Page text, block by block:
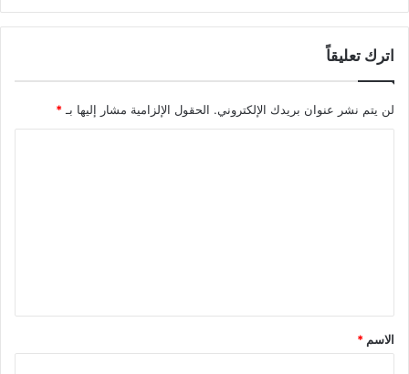
اترك تعليقاً
لن يتم نشر عنوان بريدك الإلكتروني. الحقول الإلزامية مشار إليها بـ *
*
الاسم *